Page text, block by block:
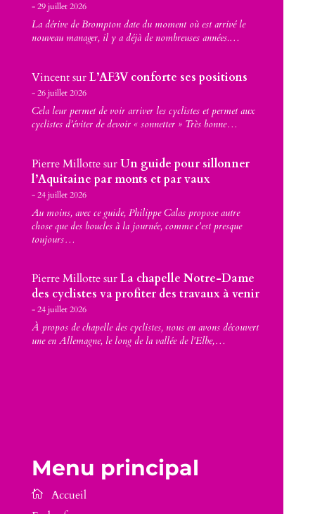
29 juillet 2026
La dérive de Brompton date du moment où est arrivé le
nouveau manager, il y a déjà de nombreuses années.…
VincentsurL’AF3V conforte ses positions
26 juillet 2026
Cela leur permet de voir arriver les cyclistes et permet aux
cyclistes d’éviter de devoir « sonnetter » Très bonne…
Pierre MillottesurUn guide pour sillonner
l’Aquitaine par monts et par vaux
24 juillet 2026
Au moins, avec ce guide, Philippe Calas propose autre
chose que des boucles à la journée, comme c'est presque
toujours…
Pierre MillottesurLa chapelle Notre-Dame
des cyclistes va profiter des travaux à venir
24 juillet 2026
À propos de chapelle des cyclistes, nous en avons découvert
une en Allemagne, le long de la vallée de l'Elbe,…
Menu principal